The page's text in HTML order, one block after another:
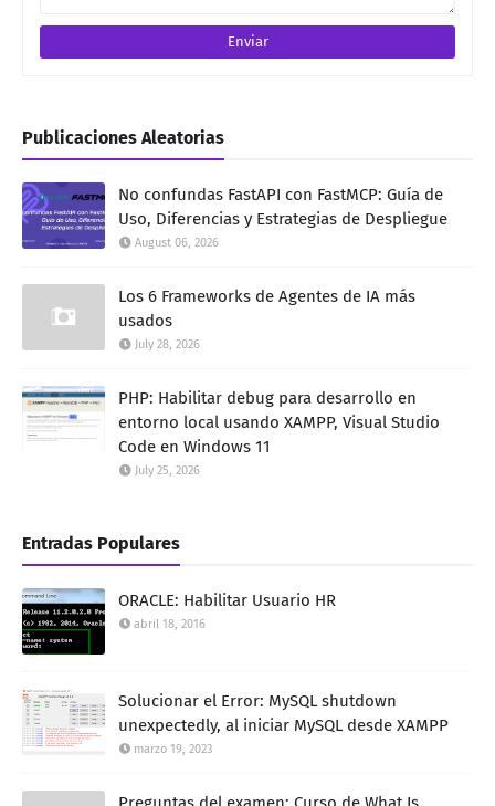
Publicaciones Aleatorias
No confundas FastAPI con FastMCP: Guía de
Uso, Diferencias y Estrategias de Despliegue
August 06, 2026
Los 6 Frameworks de Agentes de IA más
usados
July 28, 2026
PHP: Habilitar debug para desarrollo en
entorno local usando XAMPP, Visual Studio
Code en Windows 11
July 25, 2026
Entradas Populares
ORACLE: Habilitar Usuario HR
abril 18, 2016
Solucionar el Error: MySQL shutdown
unexpectedly, al iniciar MySQL desde XAMPP
marzo 19, 2023